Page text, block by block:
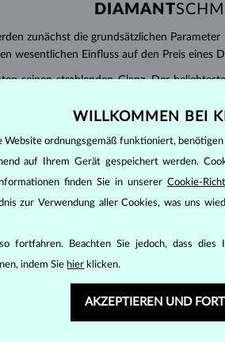
DIAMANT
zunächst die grundsätzlichen
wesentlichen Einfluss auf den Preis eines
seinen strahlenden Glanz. Der
gebracht werden kann, z.B. Marquise,
“Einschlüsse” oder innerer
– Diamanten mit sehr kleinen
mit kleinen Einschlüssen,
mit Einschlüssen, die nur mit einer Lupe
mit P gekennzeichnet – Diamanten mit
wird nach einer internationalen Skala
WILLKOMMEN BEI
Website ordnungsgemäß funktioniert,
auf Ihrem Gerät gespeichert werden.
finden Sie in unsererCookie-
zur Verwendung aller Cookies, was uns
fortfahren. Beachten Sie jedoch, dass
indem Sie hier klicken.
AKZEPTIEREN UND